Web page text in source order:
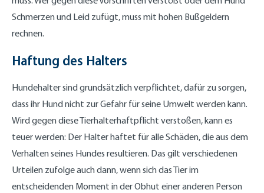
Schmerzen und Leid zufügt, muss mit hohen Bußgeldern
rechnen.
Haftung des Halters
Hundehalter sind grundsätzlich verpflichtet, dafür zu sorgen,
dass ihr Hund nicht zur Gefahr für seine Umwelt werden kann.
Wird gegen diese Tierhalterhaftpflicht verstoßen, kann es
teuer werden: Der Halter haftet für alle Schäden, die aus dem
Verhalten seines Hundes resultieren. Das gilt verschiedenen
Urteilen zufolge auch dann, wenn sich das Tier im
entscheidenden Moment in der Obhut einer anderen Person